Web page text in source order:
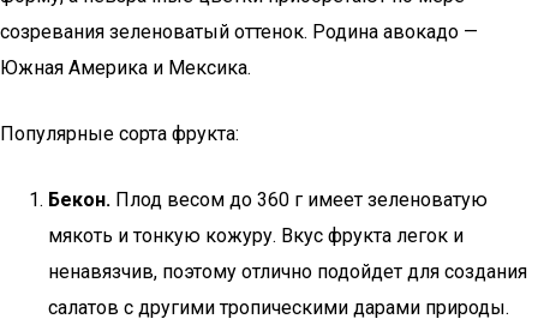
созревания зеленоватый оттенок. Родина авокадо —
Южная Америка и Мексика.
Популярные сорта фрукта:
Бекон. Плод весом до 360 г имеет зеленоватую
мякоть и тонкую кожуру. Вкус фрукта легок и
ненавязчив, поэтому отлично подойдет для создания
салатов с другими тропическими дарами природы.